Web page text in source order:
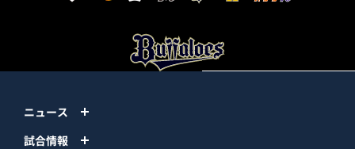
ニュース
試合情報